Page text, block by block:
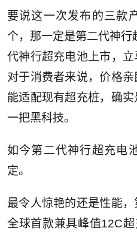
要说这一次发布的三款
个，那一定是第二代神
代神行超充电池上市，立
对于消费者来说，价格
能适配现有超充桩，确
一把黑科技。
如今第二代神行超充电
定。
最令人惊艳的还是性能
全球首款兼具峰值12C